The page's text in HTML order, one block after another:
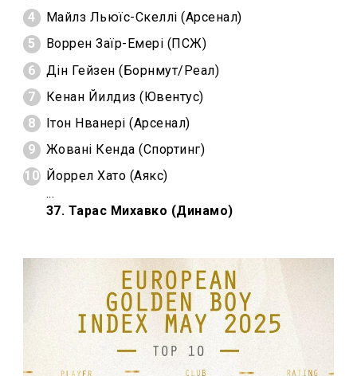
Майлз Льюїс-Скеллі (Арсенал)
Воррен Заїр-Емері (ПСЖ)
Дін Гейзен (Борнмут/Реал)
Кенан Йилдиз (Ювентус)
Ітон Нванері (Арсенал)
Жовані Кенда (Спортинг)
Йоррел Хато (Аякс)
...
37. Тарас Михавко (Динамо)